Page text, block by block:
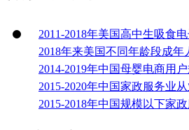
2011-2018年美国高中生吸食
2018年来美国不同年龄段成
2014-2019年中国母婴电商用
2015-2020年中国家政服务业
2015-2018年中国规模以下家